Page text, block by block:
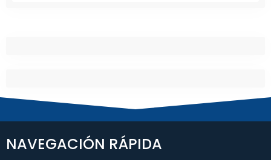
NAVEGACIÓN RÁPIDA